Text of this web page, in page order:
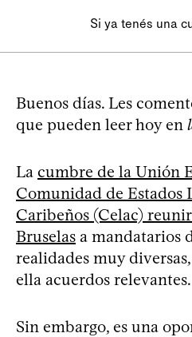
Si ya tenés una
Buenos días. Les
que pueden leer hoy en
La cumbre de la Unión
Comunidad de Estados
Caribeños (Celac)
Bruselas a mandatarios
realidades muy
ella acuerdos relevantes.
Sin embargo, es una